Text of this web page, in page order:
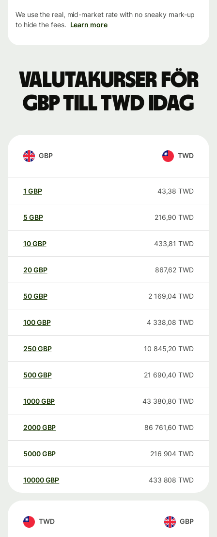
We use the real, mid-market rate with no sneaky mark-up
to hide the fees. Learn more
Valutakurser för
GBP till TWD idag
GBP TWD
1 GBP 43,38 TWD
5 GBP 216,90 TWD
10GBP 433,81 TWD
20GBP 867,62 TWD
50GBP 2 169,04 TWD
100GBP 4 338,08 TWD
250GBP 10 845,20 TWD
500GBP 21 690,40 TWD
1000GBP 43 380,80 TWD
2000GBP 86 761,60 TWD
5000GBP 216 904 TWD
10000 GBP 433 808 TWD
TWD GBP